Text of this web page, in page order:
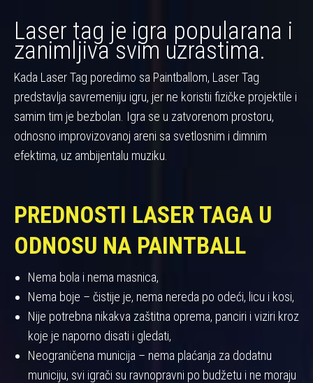
Laser tag je igra popularana i
zanimljiva svim uzrastima.
Kada Laser Tag poredimo sa Paintballom, Laser Tag
predstavlja savremeniju igru, jer ne koristii fizičke projektile i
samim tim je bezbolan. Igra se u zatvorenom prostoru,
odnosno improvizovanoj areni sa svetlosnim i dimnim
efektima, uz ambijentalu muziku.
PREDNOSTI LASER TAGA U
ODNOSU NA PAINTBALL
Nema bola i nema masnica,
Nema boje – čistije je, nema nereda po odeći, licu i kosi,
Nije potrebna nikakva zaštitna oprema, panciri i viziri kroz
koje je naporno disati i gledati,
Neograničena municija – nema plaćanja za dodatnu
municiju, svi igrači su ravnopravni po budžetu i ne moraju